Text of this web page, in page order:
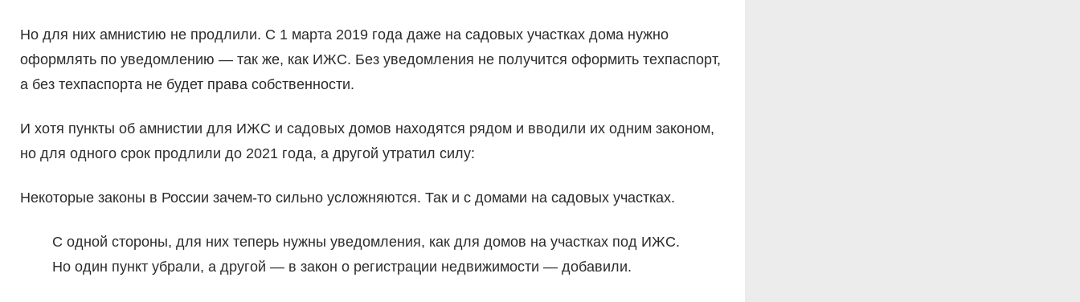
Но для них амнистию не продлили. С 1 марта 2019 года даже на садовых участках дома нужно
оформлять по уведомлению — так же, как ИЖС. Без уведомления не получится оформить техпаспорт,
а без техпаспорта не будет права собственности.
И хотя пункты об амнистии для ИЖС и садовых домов находятся рядом и вводили их одним законом,
но для одного срок продлили до 2021 года, а другой утратил силу:
Некоторые законы в России зачем-то сильно усложняются. Так и с домами на садовых участках.
С одной стороны, для них теперь нужны уведомления, как для домов на участках под ИЖС.
Но один пункт убрали, а другой — в закон о регистрации недвижимости — добавили.